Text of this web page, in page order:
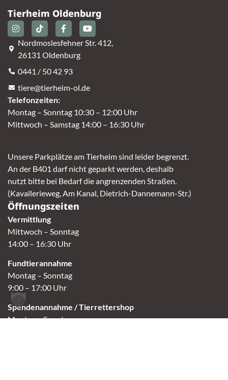
Tierheim Oldenburg
Nordmoslesfehner Str. 412,
26131 Oldenburg
0441 / 50 42 93
tiere@tierheim-ol.de
Telefonzeiten:
Montag – Sonntag 10:30 – 12:00 Uhr
Mittwoch – Samstag 14:00 – 16:30 Uhr
Unsere Parkplätze am Tierheim sind leider begrenzt.
An der B401 darf nicht geparkt werden, deshalb
nutzt bitte bei Bedarf die angrenzenden Straßen.
(Kavallerieweg, Am Kanal, Dietrich-Dannemann-Str.)
Öffnungszeiten
Vermittlung
Mittwoch – Sonntag
14:00 – 16:30 Uhr
Fundtierannahme
Montag – Sonntag
9:00 – 17:00 Uhr
Spendenannahme / Tierrettershop
Montag – Sonntag